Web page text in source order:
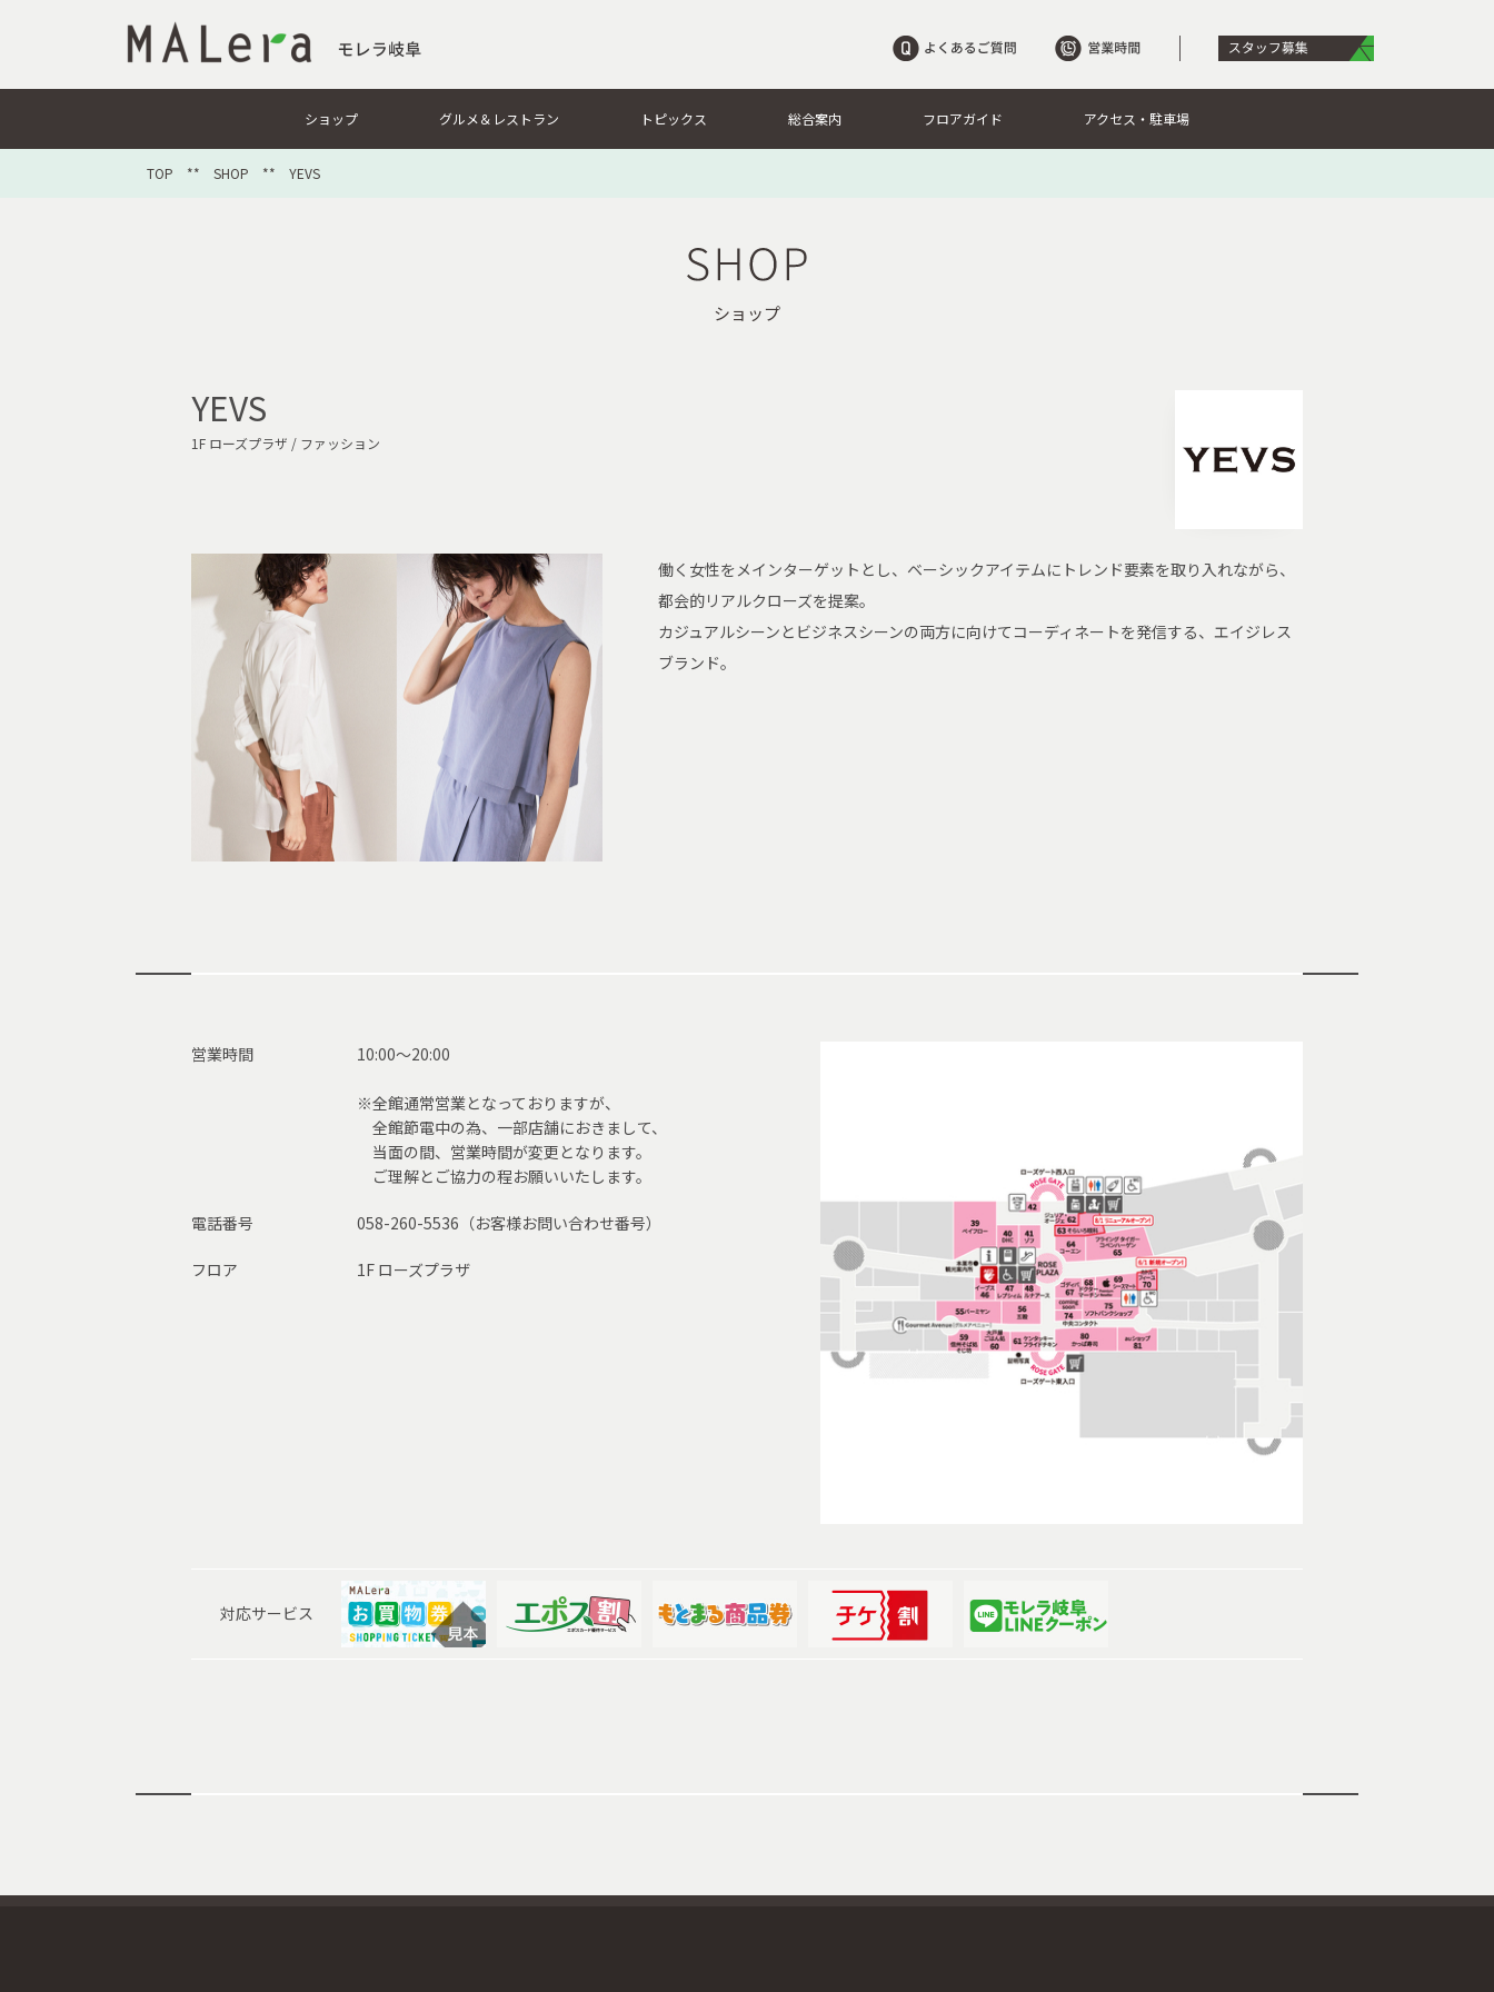
ショップ グルメ＆レストラン トピックス 総合案内 フロアガイド アクセス・駐車場
TOP ** SHOP ** YEVS
ショップ
YEVS
1F ローズプラザ / ファッション
働く女性をメインターゲットとし、ベーシックアイテムにトレンド要素を取り入れながら、
都会的リアルクローズを提案。
カジュアルシーンとビジネスシーンの両方に向けてコーディネートを発信する、エイジレス
ブランド。
営業時間 10:00～20:00
※全館通常営業となっておりますが、
全館節電中の為、一部店舗におきまして、
当面の間、営業時間が変更となります。
ご理解とご協力の程お願いいたします。
電話番号 058-260-5536（お客様お問い合わせ番号）
フロア 1F ローズプラザ
対応サービス